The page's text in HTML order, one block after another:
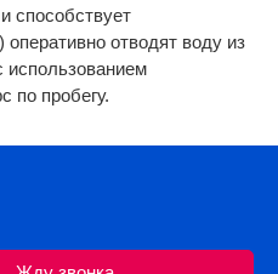
способствует
отводят воду из
использованием
по пробегу.